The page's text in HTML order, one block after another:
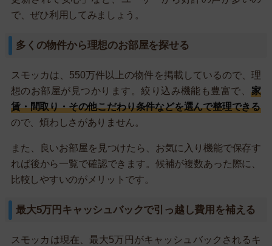
で、ぜひ利用してみましょう。
多くの物件から理想のお部屋を探せる
スモッカは、550万件以上の物件を掲載しているので、理
想のお部屋が見つかります。絞り込み機能も豊富で、家
賃・間取り・その他こだわり条件などを選んで整理できる
ので、煩わしさがありません。
また、良いお部屋を見つけたら、お気に入り機能で保存す
れば後から一覧で確認できます。候補が複数あった際に、
比較しやすいのがメリットです。
最大5万円キャッシュバックで引っ越し費用を補える
スモッカは現在、最大5万円がキャッシュバックされるキ